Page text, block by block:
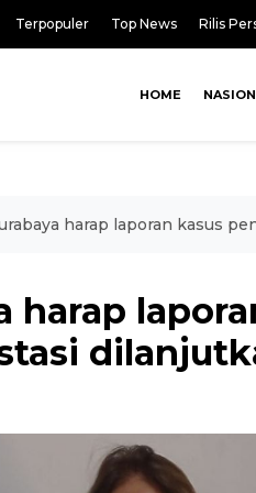
Terpopuler Top News Rilis
HOME
harap laporan kasus
harap